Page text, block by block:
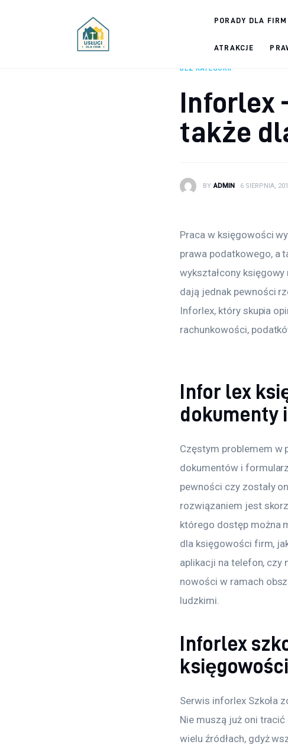
PORADY DLA FIRM
ATRAKCJE
Prowadzenie firmy
BEZ KATEGORII
Inforlex
także
BY ADMIN 6 SIERPNIA,
Praca w księgowości
prawa podatkowego, a
wykształcony
dają jednak pewności
Inforlex, który skupia
rachunkowości,
Infor lex
dokumenty
Częstym problemem w
dokumentów i
pewności czy zostały
rozwiązaniem jest
którego dostęp można
dla księgowości firm,
aplikacji na telefon, czy
nowości w ramach
ludzkimi.
Inforlex
Serwis inforlex Szkoła
Nie muszą już oni
wielu źródłach, gdyż